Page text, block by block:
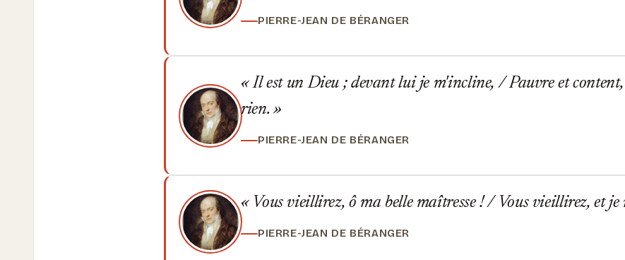
PIERRE-JEAN DE BÉRANGER
Il est un Dieu ; devant lui je m'incline, / Pauvre et
rien.
PIERRE-JEAN DE BÉRANGER
Vous vieillirez, ô ma belle maîtresse ! / Vous vieillirez, et je
PIERRE-JEAN DE BÉRANGER